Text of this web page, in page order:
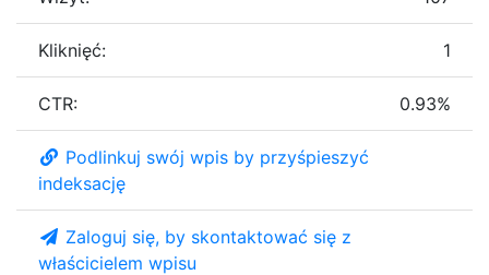
Kliknięć: 1
CTR: 0.93%
Podlinkuj swój wpis by przyśpieszyć
indeksację
Zaloguj się, by skontaktować się z
właścicielem wpisu